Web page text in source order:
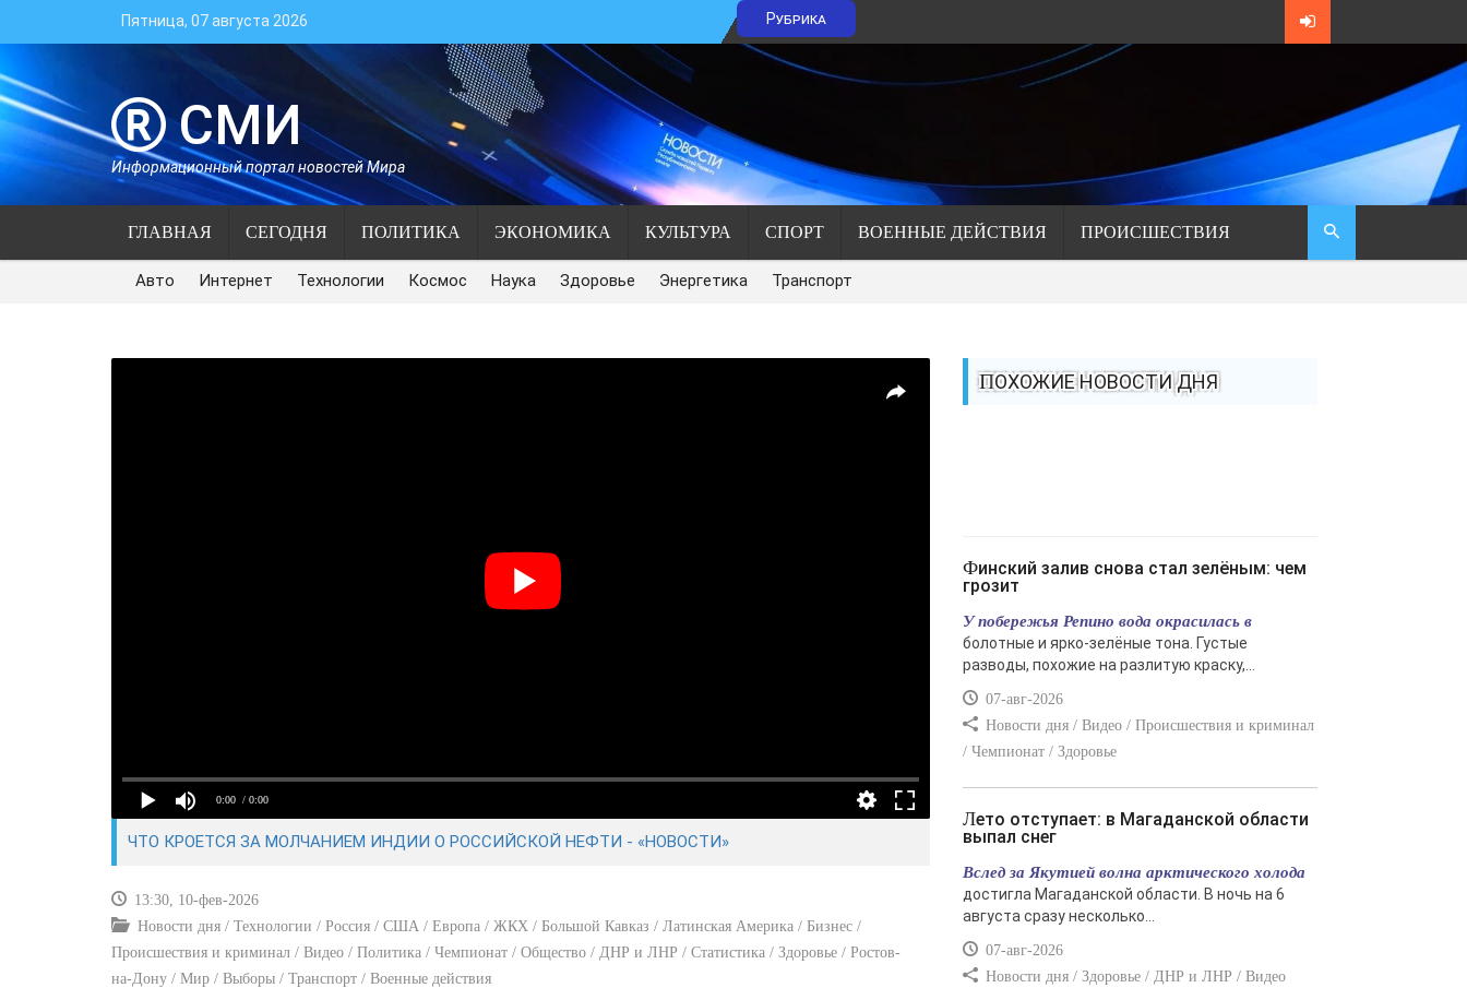
Пятница, 07 августа 2026 Рубрика
СМИ
Информационный портал новостей Мира
ГЛАВНАЯ СЕГОДНЯ ПОЛИТИКА ЭКОНОМИКА КУЛЬТУРА СПОРТ ВОЕННЫЕ ДЕЙСТВИЯ ПРОИСШЕСТВИЯ
Авто Интернет Технологии Космос Наука Здоровье Энергетика Транспорт
0:00 / 0:00
ЧТО КРОЕТСЯ ЗА МОЛЧАНИЕМ ИНДИИ О РОССИЙСКОЙ НЕФТИ - «НОВОСТИ»
13:30, 10-фев-2026
Новости дня / Технологии / Россия / США / Европа / ЖКХ / Большой Кавказ / Латинская Америка / Бизнес /
Происшествия и криминал / Видео / Политика / Чемпионат / Общество / ДНР и ЛНР / Статистика / Здоровье / Ростов-
на-Дону / Мир / Выборы / Транспорт / Военные действия
ПОХОЖИЕ НОВОСТИ ДНЯ
Финский залив снова стал зелёным: чем
грозит
У побережья Репино вода окрасилась в
болотные и ярко-зелёные тона. Густые
разводы, похожие на разлитую краску,...
07-авг-2026
Новости дня / Видео / Происшествия и криминал
/ Чемпионат / Здоровье
Лето отступает: в Магаданской области
выпал снег
Вслед за Якутией волна арктического холода
достигла Магаданской области. В ночь на 6
августа сразу несколько...
07-авг-2026
Новости дня / Здоровье / ДНР и ЛНР / Видео